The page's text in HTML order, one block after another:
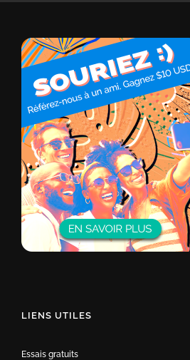
LIENS UTILES
Essais gratuits